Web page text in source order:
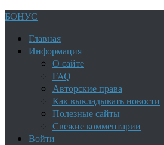
БОНУС
Главная
Информация
О сайте
FAQ
Авторские права
Как выкладывать новости
Полезные сайты
Свежие комментарии
Войти